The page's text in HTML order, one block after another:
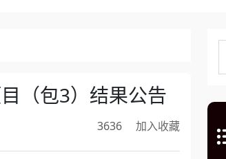
（包3）结果公告
3636 加入收藏